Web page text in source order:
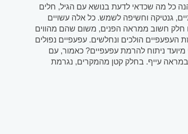
כל מה שכדאי לדעת בנושא עם הגיל, חלים
גנטיקה וחשיפה לשמש. כל אלה עשויים
חלק חשוב ממראה הפנים, משום שהם מהווים
העפעפיים הולכים ונחלשים. עפעפיים נפולים
ניתוח להרמת עפעפיים? כאמור, עם
עייף. בחלק קטן מהמקרים, נגרמת